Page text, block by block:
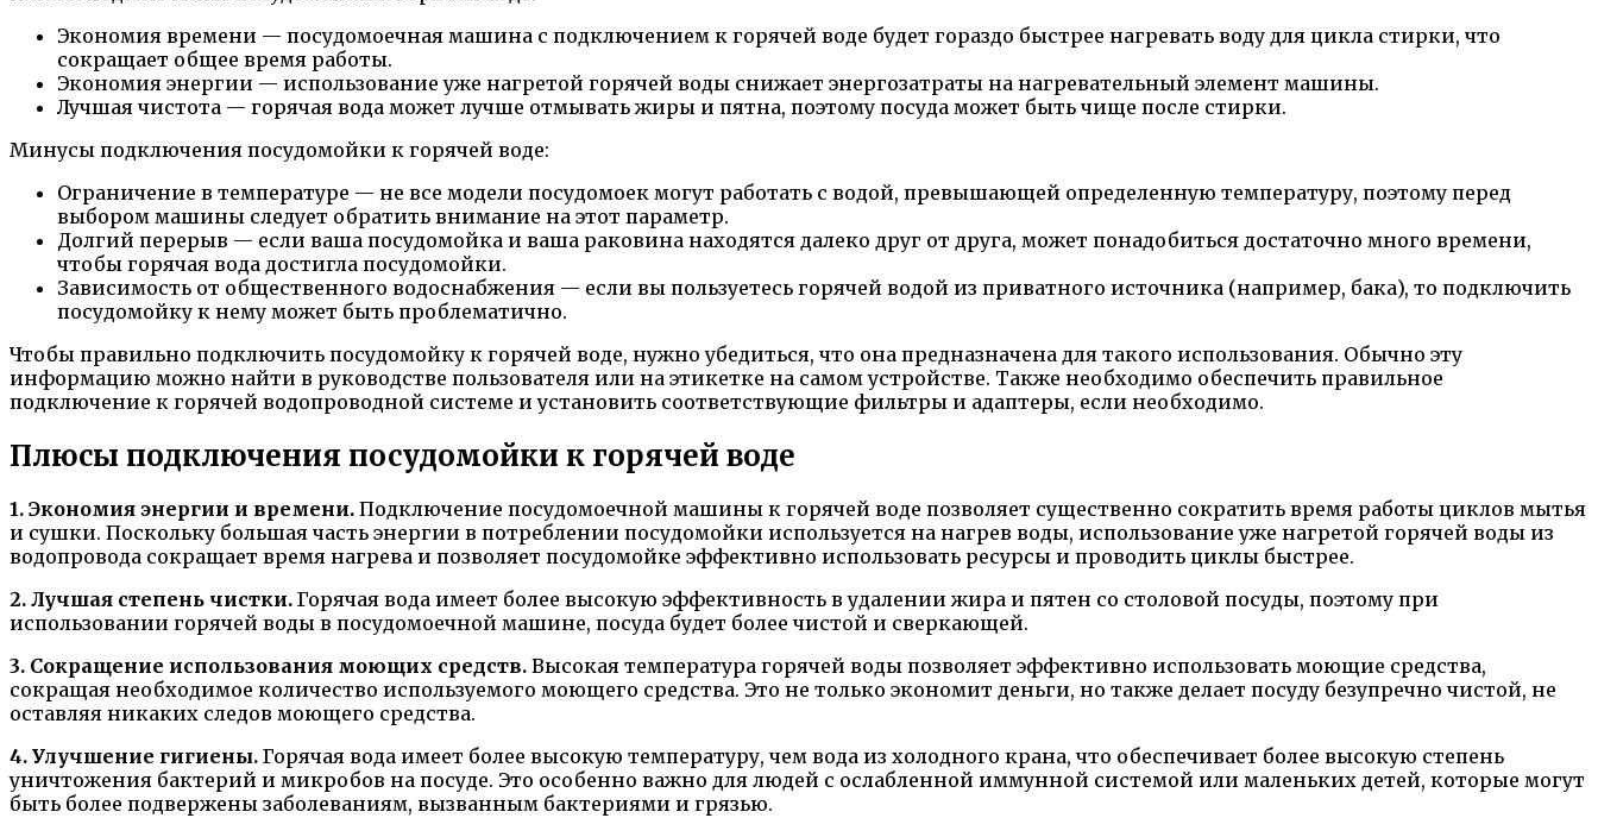
Экономия времени — посудомоечная машина с подключением к горячей воде будет гораздо быстрее нагревать воду для цикла стирки, что
сокращает общее время работы.
Экономия энергии — использование уже нагретой горячей воды снижает энергозатраты на нагревательный элемент машины.
Лучшая чистота — горячая вода может лучше отмывать жиры и пятна, поэтому посуда может быть чище после стирки.
Минусы подключения посудомойки к горячей воде:
Ограничение в температуре — не все модели посудомоек могут работать с водой, превышающей определенную температуру, поэтому перед
выбором машины следует обратить внимание на этот параметр.
Долгий перерыв — если ваша посудомойка и ваша раковина находятся далеко друг от друга, может понадобиться достаточно много времени,
чтобы горячая вода достигла посудомойки.
Зависимость от общественного водоснабжения — если вы пользуетесь горячей водой из приватного источника (например, бака), то подключить
посудомойку к нему может быть проблематично.
Чтобы правильно подключить посудомойку к горячей воде, нужно убедиться, что она предназначена для такого использования. Обычно эту
информацию можно найти в руководстве пользователя или на этикетке на самом устройстве. Также необходимо обеспечить правильное
подключение к горячей водопроводной системе и установить соответствующие фильтры и адаптеры, если необходимо.
Плюсы подключения посудомойки к горячей воде
1. Экономия энергии и времени. Подключение посудомоечной машины к горячей воде позволяет существенно сократить время работы циклов мытья
и сушки. Поскольку большая часть энергии в потреблении посудомойки используется на нагрев воды, использование уже нагретой горячей воды из
водопровода сокращает время нагрева и позволяет посудомойке эффективно использовать ресурсы и проводить циклы быстрее.
2. Лучшая степень чистки. Горячая вода имеет более высокую эффективность в удалении жира и пятен со столовой посуды, поэтому при
использовании горячей воды в посудомоечной машине, посуда будет более чистой и сверкающей.
3. Сокращение использования моющих средств. Высокая температура горячей воды позволяет эффективно использовать моющие средства,
сокращая необходимое количество используемого моющего средства. Это не только экономит деньги, но также делает посуду безупречно чистой, не
оставляя никаких следов моющего средства.
4. Улучшение гигиены. Горячая вода имеет более высокую температуру, чем вода из холодного крана, что обеспечивает более высокую степень
уничтожения бактерий и микробов на посуде. Это особенно важно для людей с ослабленной иммунной системой или маленьких детей, которые могут
быть более подвержены заболеваниям, вызванным бактериями и грязью.